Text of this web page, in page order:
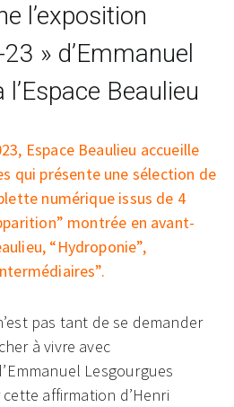
l’exposition
» d’Emmanuel
Beaulieu
Espace Beaulieu accueille
qui présente une sélection de
numérique issus de 4
montrée en avant-
“Hydroponie”,
pas tant de se demander
à vivre avec
Lesgourgues
affirmation d’Henri